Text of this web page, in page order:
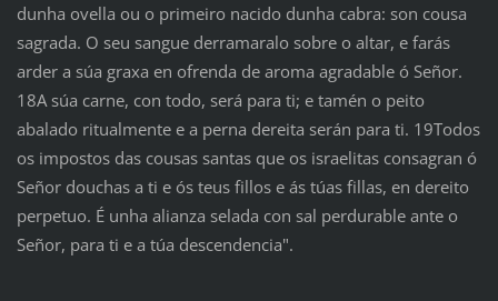
dunha ovella ou o primeiro nacido dunha cabra: son cousa
sagrada. O seu sangue derramaralo sobre o altar, e farás
arder a súa graxa en ofrenda de aroma agradable ó Señor.
18A súa carne, con todo, será para ti; e tamén o peito
abalado ritualmente e a perna dereita serán para ti. 19Todos
os impostos das cousas santas que os israelitas consagran ó
Señor douchas a ti e ós teus fillos e ás túas fillas, en dereito
perpetuo. É unha alianza selada con sal perdurable ante o
Señor, para ti e a túa descendencia".